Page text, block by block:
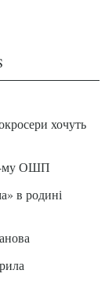
хочуть
му ОШП
в родині